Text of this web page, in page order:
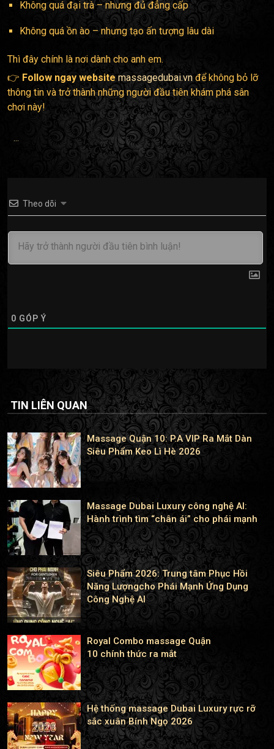
Không quá đại trà – nhưng đủ đẳng cấp
Không quá ồn ào – nhưng tạo ấn tượng lâu dài
Thì đây chính là nơi dành cho anh em.
👉 Follow ngay website massagedubai.vn để không bỏ lỡ
thông tin và trở thành những người đầu tiên khám phá sân
chơi này!
Theo dõi
0 GÓP Ý
TIN LIÊN QUAN
Massage Quận 10: P.A VIP Ra Mắt Dàn
Siêu Phẩm Keo Lì Hè 2026
Massage Dubai Luxury công nghệ AI:
Hành trình tìm “chân ái” cho phái mạnh
Siêu Phẩm 2026: Trung tâm Phục Hồi
Năng Lượngcho Phái Mạnh Ứng Dụng
Công Nghệ AI
Royal Combo massage Quận
10 chính thức ra mắt
Hệ thống massage Dubai Luxury rực rỡ
sắc xuân Bính Ngọ 2026